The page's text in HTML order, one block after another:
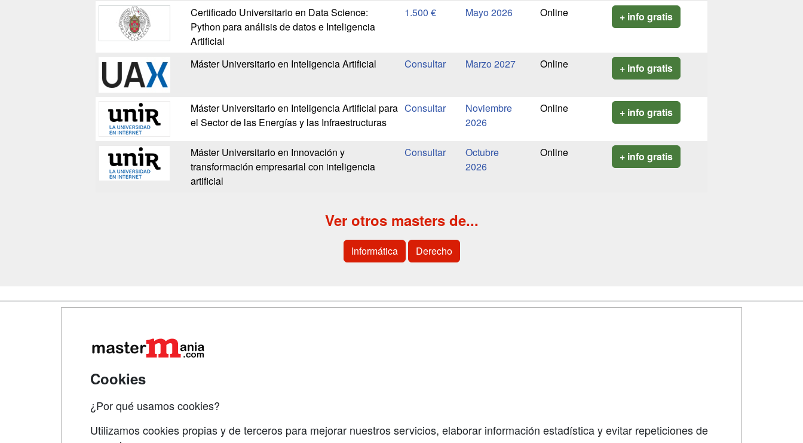
Certificado Universitario en Data Science:
Python para análisis de datos e Inteligencia
Artificial
1.500 € Mayo 2026 Online + info gratis
Máster Universitario en Inteligencia Artificial Marzo 2027 Online + info gratis
Máster Universitario en Inteligencia Artificial para
el Sector de las Energías y las Infraestructuras
Noviembre
2026
Online + info gratis
Máster Universitario en Innovación y
transformación empresarial con inteligencia
artificial
Octubre
2026
Online + info gratis
Ver otros masters de...
Informática Derecho
Cookies
¿Por qué usamos cookies?
Utilizamos cookies propias y de terceros para mejorar nuestros servicios, elaborar información estadística y evitar repeticiones de